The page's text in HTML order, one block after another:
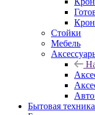
Стойки
Мебель
Бытовая техника